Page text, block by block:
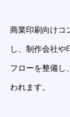
商業印刷向けコ
し、制作会社や
フローを整備し
われます。